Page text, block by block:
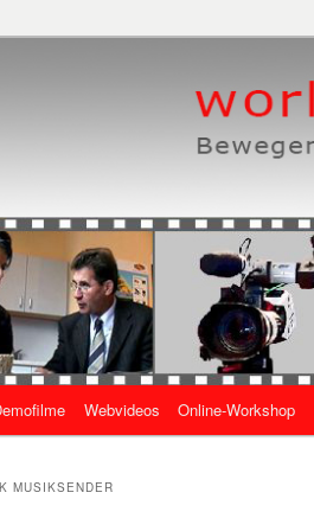
Videos
Webvideos Online-Workshop
MUSIKSENDER